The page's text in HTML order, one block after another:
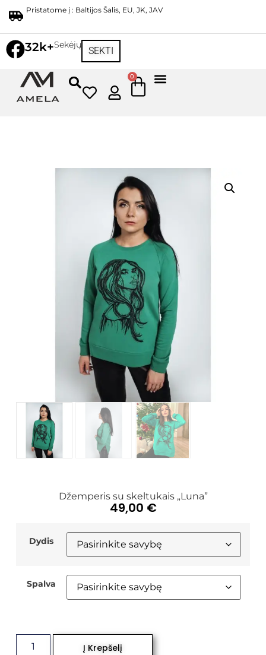
Pristatome į : Baltijos Šalis, EU, JK, JAV
32k+Sekėjų
SEKTI
0
Džemperis su skeltukais „Luna”
49,00 €
Dydis
Spalva
Į Krepšelį